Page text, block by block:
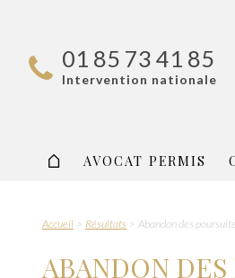
01 85 73 41 85
Intervention nationale
AVOCAT PERMIS
Accueil Résultats Abandon des
ABANDON